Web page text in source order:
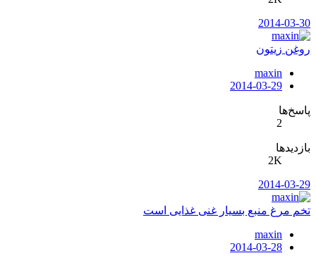
2014-03-30
روغن زیتون
maxin
2014-03-29
پاسخ‌ها
2
بازدیدها
2K
2014-03-29
تخم مرغ منبع بسیار غنی غذایی است
maxin
2014-03-28